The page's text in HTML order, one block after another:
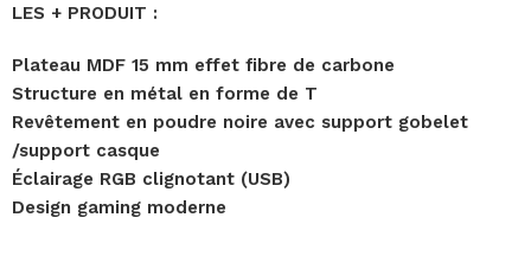
LES + PRODUIT :
Plateau MDF 15 mm effet fibre de carbone
Structure en métal en forme de T
Revêtement en poudre noire avec support gobelet
/support casque
Éclairage RGB clignotant (USB)
Design gaming moderne